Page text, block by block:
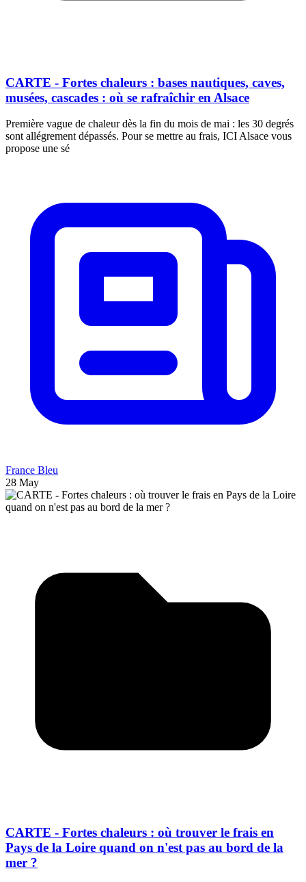
CARTE - Fortes chaleurs : bases nautiques, caves,
musées, cascades : où se rafraîchir en Alsace
Première vague de chaleur dès la fin du mois de mai : les 30 degrés
sont allégrement dépassés. Pour se mettre au frais, ICI Alsace vous
propose une sé
France Bleu
28 May
CARTE - Fortes chaleurs : où trouver le frais en
Pays de la Loire quand on n'est pas au bord de la
mer ?